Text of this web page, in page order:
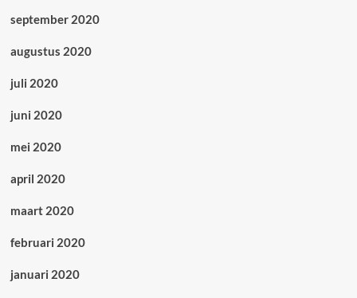
september 2020
augustus 2020
juli 2020
juni 2020
mei 2020
april 2020
maart 2020
februari 2020
januari 2020